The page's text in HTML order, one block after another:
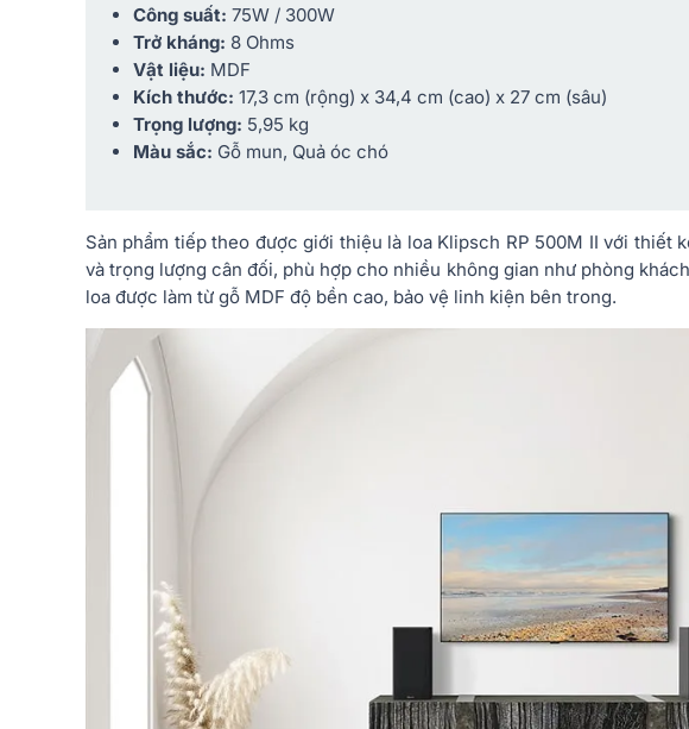
Công suất: 75W / 300W
Trở kháng: 8 Ohms
Vật liệu: MDF
Kích thước: 17,3 cm (rộng) x 34,4 cm (cao) x 27 cm (sâu)
Trọng lượng: 5,95 kg
Màu sắc: Gỗ mun, Quả óc chó
Sản phẩm tiếp theo được giới thiệu là loa Klipsch RP 500M II với thiết
và trọng lượng cân đối, phù hợp cho nhiều không gian như phòng
loa được làm từ gỗ MDF độ bền cao, bảo vệ linh kiện bên trong.